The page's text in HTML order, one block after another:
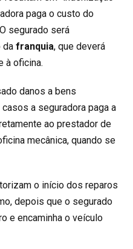
paga o custo do
segurado será
da franquia, que deverá
à oficina.
danos a bens
a seguradora paga a
ao prestador de
mecânica, quando se
o início dos reparos
depois que o segurado
e encaminha o veículo